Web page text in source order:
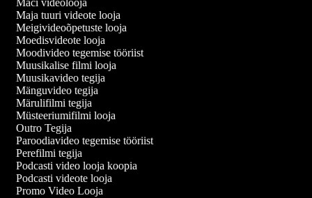
Maci videolooja
Maja tuuri videote looja
Meigivideoõpetuste looja
Moedisvideote looja
Moodivideo tegemise tööriist
Muusikalise filmi looja
Muusikavideo tegija
Mänguvideo tegija
Märulifilmi tegija
Müsteeriumifilmi looja
Outro Tegija
Paroodiavideo tegemise tööriist
Perefilmi tegija
Podcasti video looja koopia
Podcasti videote looja
Promo Video Looja